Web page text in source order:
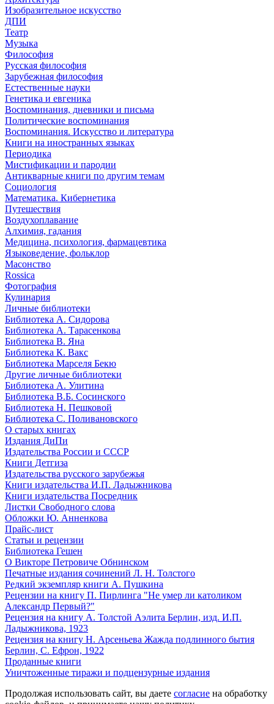
Изобразительное искусство
ДПИ
Театр
Музыка
Философия
Русская философия
Зарубежная философия
Естественные науки
Генетика и евгеника
Воспоминания, дневники и письма
Политические воспоминания
Воспоминания. Искусство и литература
Книги на иностранных языках
Периодика
Мистификации и пародии
Антикварные книги по другим темам
Социология
Математика. Кибернетика
Путешествия
Воздухоплавание
Алхимия, гадания
Медицина, психология, фармацевтика
Языковедение, фольклор
Масонство
Rossica
Фотография
Кулинария
Личные библиотеки
Библиотека А. Сидорова
Библиотека А. Тарасенкова
Библиотека В. Яна
Библиотека К. Вакс
Библиотека Марселя Бекю
Другие личные библиотеки
Библиотека А. Улитина
Библиотека В.Б. Сосинского
Библиотека Н. Пешковой
Библиотека С. Поливановского
О старых книгах
Издания ДиПи
Издательства России и СССР
Книги Детгиза
Издательства русского зарубежья
Книги издательства И.П. Ладыжникова
Книги издательства Посредник
Листки Свободного слова
Обложки Ю. Анненкова
Прайс-лист
Статьи и рецензии
Библиотека Гешен
О Викторе Петровиче Обнинском
Печатные издания сочинений Л. Н. Толстого
Редкий экземпляр книги А. Пушкина
Рецензии на книгу П. Пирлинга "Не умер ли католиком
Александр Первый?"
Рецензия на книгу А. Толстой Аэлита Берлин, изд. И.П.
Ладыжникова, 1923
Рецензия на книгу Н. Арсеньева Жажда подлинного бытия
Берлин, С. Ефрон, 1922
Проданные книги
Уничтоженные тиражи и подцензурные издания
Продолжая использовать сайт, вы даете согласие на обработку